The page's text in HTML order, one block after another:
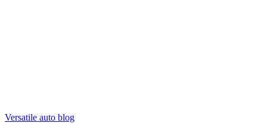
Versatile auto blog